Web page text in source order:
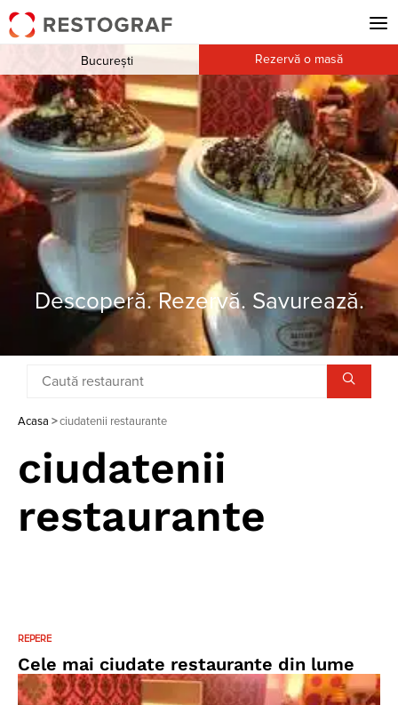
Descoperă. Rezervă. Savurează.
București Rezervă o masă
Acasa >ciudatenii restaurante
ciudatenii
restaurante
REPERE
Cele mai ciudate restaurante din lume